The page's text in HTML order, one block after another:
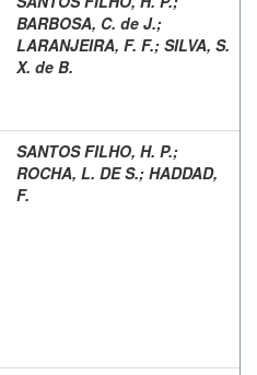
BARBOSA, C. de J.;
LARANJEIRA, F. F.; SILVA, S.
X. de B.
SANTOS FILHO, H. P.;
ROCHA, L. DE S.; HADDAD,
F.